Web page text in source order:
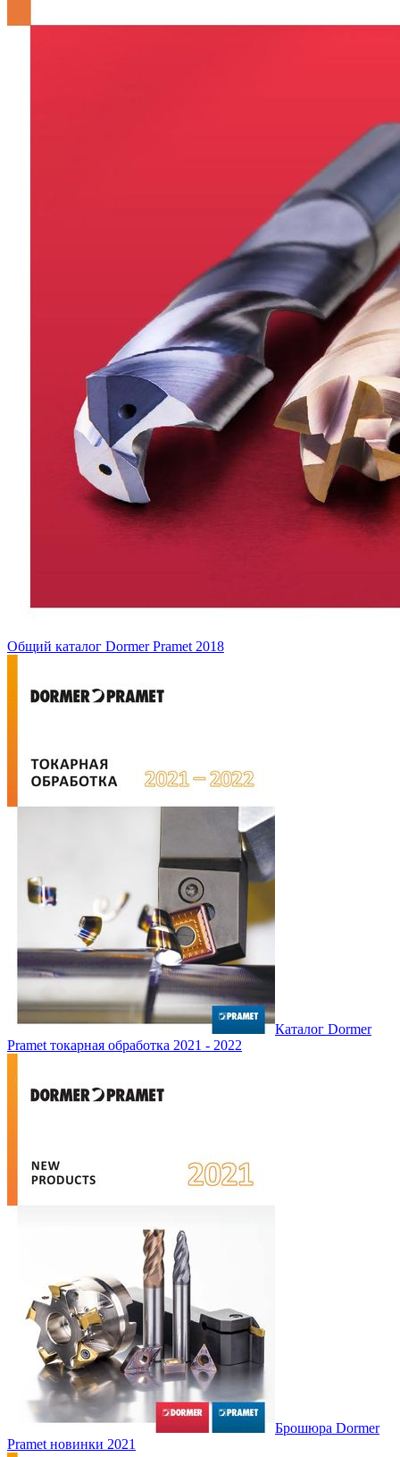
Общий каталог Dormer Pramet 2018
Каталог Dormer
Pramet токарная обработка 2021 - 2022
Брошюра Dormer
Pramet новинки 2021